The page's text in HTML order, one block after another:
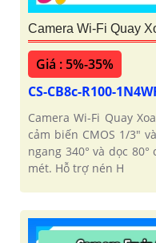
Camera Wi-Fi Quay
Giá : 5%-35%
CS-CB8c-R100-
Camera Wi-Fi Quay
cảm biến CMOS 1/3"
ngang 340° và dọc
mét. Hỗ trợ nén H